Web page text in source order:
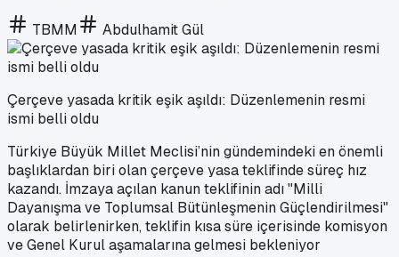
TBMM Abdulhamit Gül
Çerçeve yasada kritik eşik aşıldı: Düzenlemenin resmi
ismi belli oldu
Türkiye Büyük Millet Meclisi’nin gündemindeki en önemli
başlıklardan biri olan çerçeve yasa teklifinde süreç hız
kazandı. İmzaya açılan kanun teklifinin adı "Milli
Dayanışma ve Toplumsal Bütünleşmenin Güçlendirilmesi"
olarak belirlenirken, teklifin kısa süre içerisinde komisyon
ve Genel Kurul aşamalarına gelmesi bekleniyor